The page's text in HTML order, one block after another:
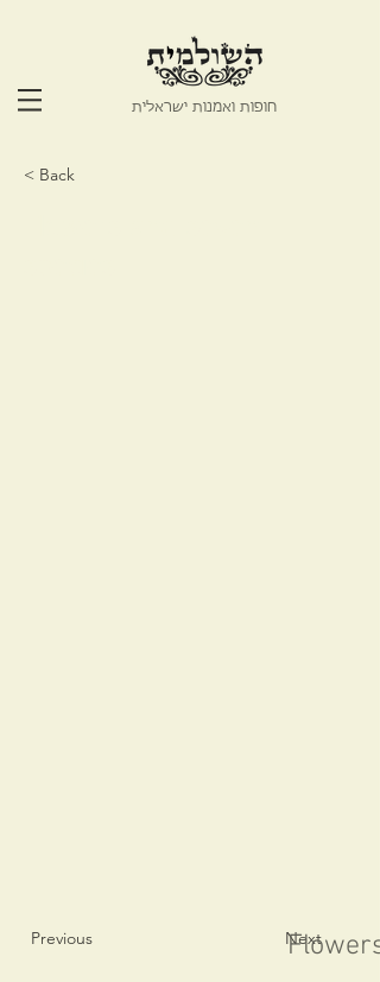
חופות ואמנות ישראלית
< Back
Previous Next